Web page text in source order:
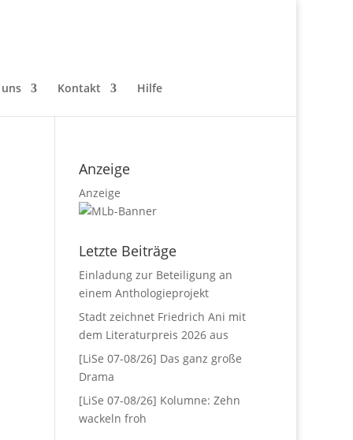
Kontakt Hilfe
Anzeige
Anzeige
Letzte Beiträge
Einladung zur Beteiligung an
einem Anthologieprojekt
Stadt zeichnet Friedrich Ani mit
dem Literaturpreis 2026 aus
[LiSe 07-08/26] Das ganz große
Drama
[LiSe 07-08/26] Kolumne: Zehn
wackeln froh